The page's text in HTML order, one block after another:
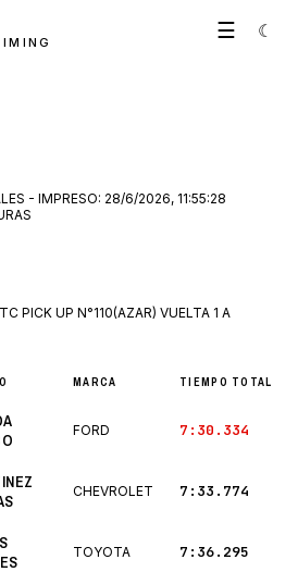
☰ ☾
- IMPRESO: 28/6/2026, 11:55:28
PICK UP N°110(AZAR) VUELTA 1 A
MARCA TIEMPO TOTAL
FORD 7:30.334
CHEVROLET 7:33.774
TOYOTA 7:36.295